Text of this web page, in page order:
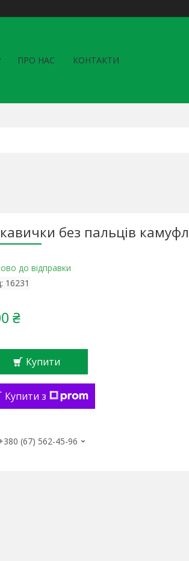
ПРО НАС КОНТАКТИ
без пальців
до відправки
16231
₴
Купити
Купити з
(67) 562-45-96